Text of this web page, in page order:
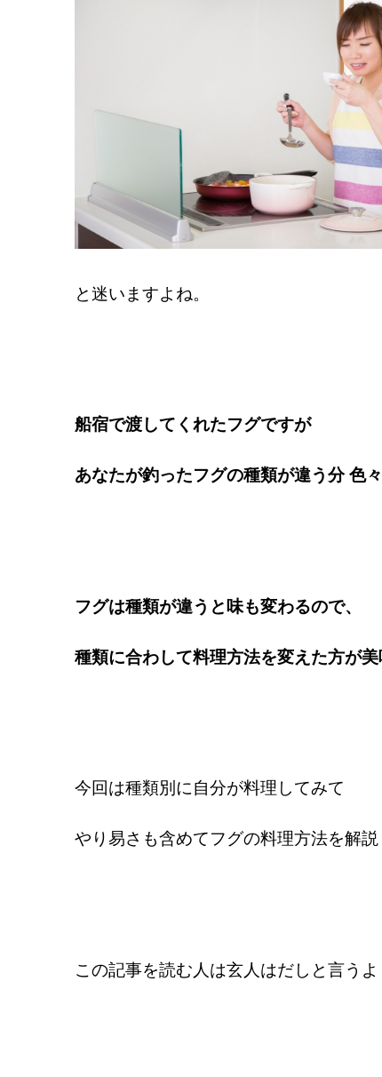
と迷いますよね。
船宿で渡してくれたフグですが
あなたが釣ったフグの種類が違う分 色
フグは種類が違うと味も変わるので、
種類に合わして料理方法を変えた方が美
今回は種類別に自分が料理してみて
やり易さも含めてフグの料理方法を解説
この記事を読む人は玄人はだしと言う